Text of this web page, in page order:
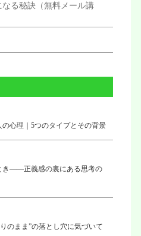
る秘訣（無料メール講
の心理｜5つのタイプとその背景
き——正義感の裏にある思考の
のまま”の落とし穴に気づいて